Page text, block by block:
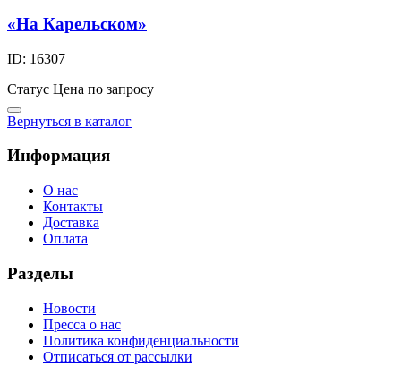
«На Карельском»
ID: 16307
Статус Цена по запросу
Вернуться в каталог
Информация
О нас
Контакты
Доставка
Оплата
Разделы
Новости
Пресса о нас
Политика конфиденциальности
Отписаться от рассылки